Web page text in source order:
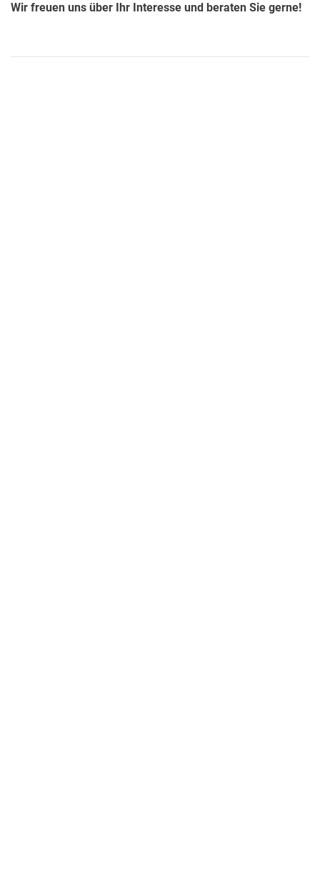
Wir freuen uns über Ihr Interesse und beraten Sie gerne!